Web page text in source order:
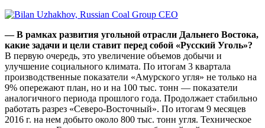
— В рамках развития угольной отрасли Дальнего Востока,
какие задачи и цели ставит перед собой «Русский Уголь»?
В первую очередь, это увеличение объемов добычи и
улучшение социального климата. По итогам 3 квартала
производственные показатели «Амурского угля» не только на
9% опережают план, но и на 100 тыс. тонн — показатели
аналогичного периода прошлого года. Продолжает стабильно
работать разрез «Северо-Восточный». По итогам 9 месяцев
2016 г. на нем добыто около 800 тыс. тонн угля. Техническое